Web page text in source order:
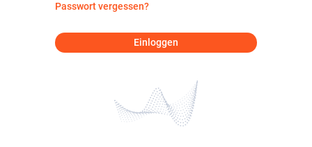
Passwort vergessen?
Einloggen